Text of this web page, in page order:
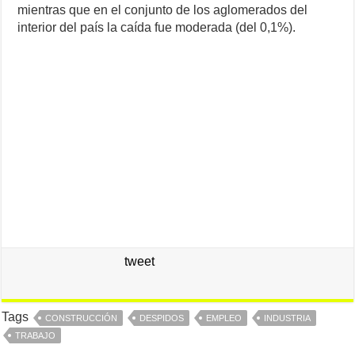
mientras que en el conjunto de los aglomerados del
interior del país la caída fue moderada (del 0,1%).
tweet
Tags CONSTRUCCIÓN DESPIDOS EMPLEO
INDUSTRIA
TRABAJO